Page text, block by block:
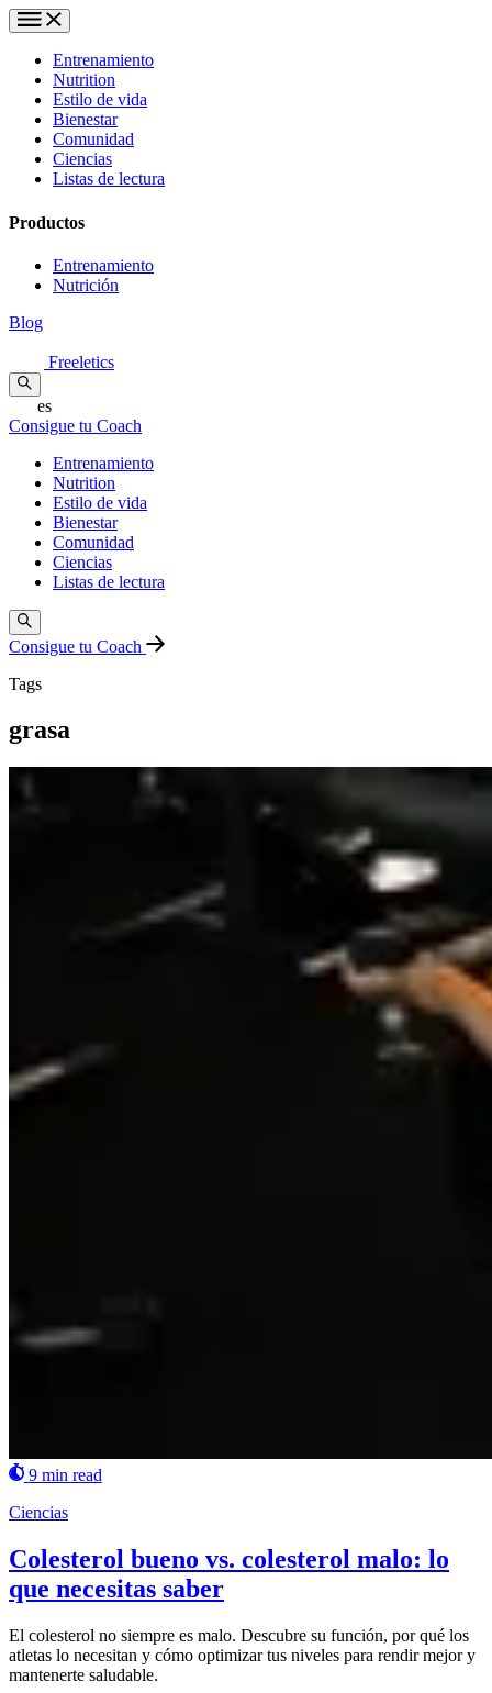
Entrenamiento
Nutrition
Estilo de vida
Bienestar
Comunidad
Ciencias
Listas de lectura
Productos
Entrenamiento
Nutrición
Blog
Freeletics
es
Consigue tu Coach
Entrenamiento
Nutrition
Estilo de vida
Bienestar
Comunidad
Ciencias
Listas de lectura
Consigue tu Coach
Tags
grasa
9 min read
Ciencias
Colesterol bueno vs. colesterol malo: lo
que necesitas saber
El colesterol no siempre es malo. Descubre su función, por qué los
atletas lo necesitan y cómo optimizar tus niveles para rendir mejor y
mantenerte saludable.